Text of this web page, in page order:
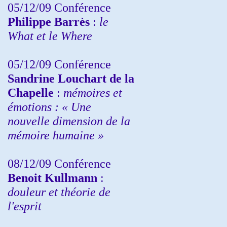
05/12/09 Conférence
Philippe Barrès : le
What et le Where
05/12/09 Conférence
Sandrine Louchart de la
Chapelle : mémoires et
émotions : « Une
nouvelle dimension de la
mémoire humaine »
08/12/09 Conférence
Benoit Kullmann :
douleur et théorie de
l'esprit